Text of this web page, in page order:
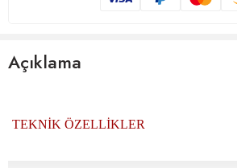
Açıklama
TEKNİK ÖZELLİKLER